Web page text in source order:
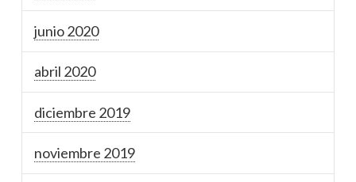
junio 2020
abril 2020
diciembre 2019
noviembre 2019